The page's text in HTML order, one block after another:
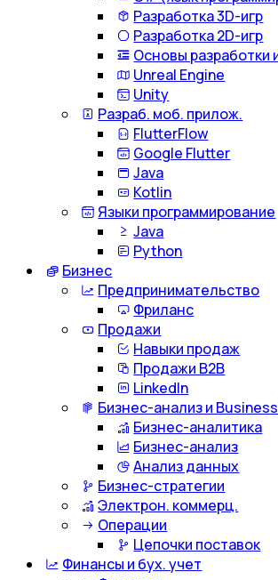
Разработка 3D-игр
Разработка 2D-игр
Основы разработки
Unreal Engine
Unity
Разраб. моб. прилож.
FlutterFlow
Google Flutter
Java
Kotlin
Языки программирование
Java
Python
Бизнес
Предпринимательство
Фриланс
Продажи
Навыки продаж
Продажи B2B
LinkedIn
Бизнес-анализ и
Бизнес-аналитика
Бизнес-анализ
Анализ данных
Бизнес-стратегии
Электрон. коммерц.
Операции
Цепочки поставок
Финансы и бух. учет